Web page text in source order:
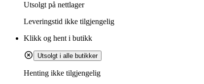
Utsolgt på nettlager
Leveringstid ikke tilgjengelig
Klikk og hent i butikk
Utsolgt i alle butikker
Henting ikke tilgjengelig